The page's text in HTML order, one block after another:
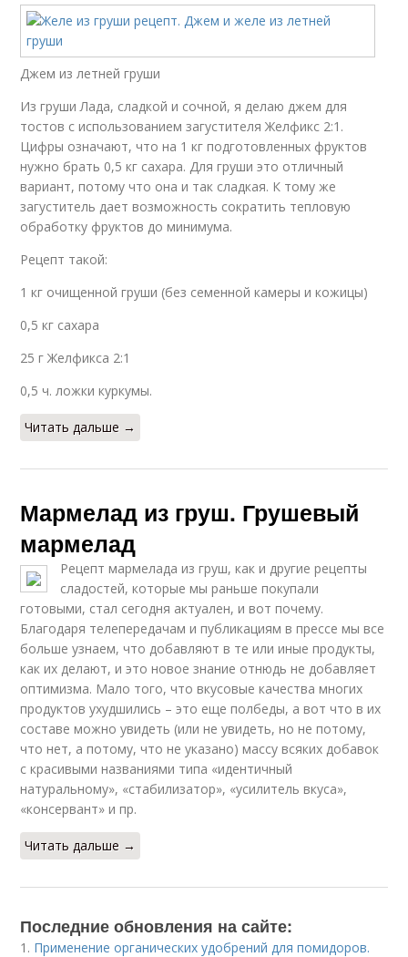
Джем из летней груши
Из груши Лада, сладкой и сочной, я делаю джем для
тостов с использованием загустителя Желфикс 2:1.
Цифры означают, что на 1 кг подготовленных фруктов
нужно брать 0,5 кг сахара. Для груши это отличный
вариант, потому что она и так сладкая. К тому же
загуститель дает возможность сократить тепловую
обработку фруктов до минимума.
Рецепт такой:
1 кг очищенной груши (без семенной камеры и кожицы)
0,5 кг сахара
25 г Желфикса 2:1
0,5 ч. ложки куркумы.
Читать дальше →
Мармелад из груш. Грушевый
мармелад
Рецепт мармелада из груш, как и другие рецепты
сладостей, которые мы раньше покупали
готовыми, стал сегодня актуален, и вот почему.
Благодаря телепередачам и публикациям в прессе мы все
больше узнаем, что добавляют в те или иные продукты,
как их делают, и это новое знание отнюдь не добавляет
оптимизма. Мало того, что вкусовые качества многих
продуктов ухудшились – это еще полбеды, а вот что в их
составе можно увидеть (или не увидеть, но не потому,
что нет, а потому, что не указано) массу всяких добавок
с красивыми названиями типа «идентичный
натуральному», «стабилизатор», «усилитель вкуса»,
«консервант» и пр.
Читать дальше →
Последние обновления на сайте:
1. Применение органических удобрений для помидоров.